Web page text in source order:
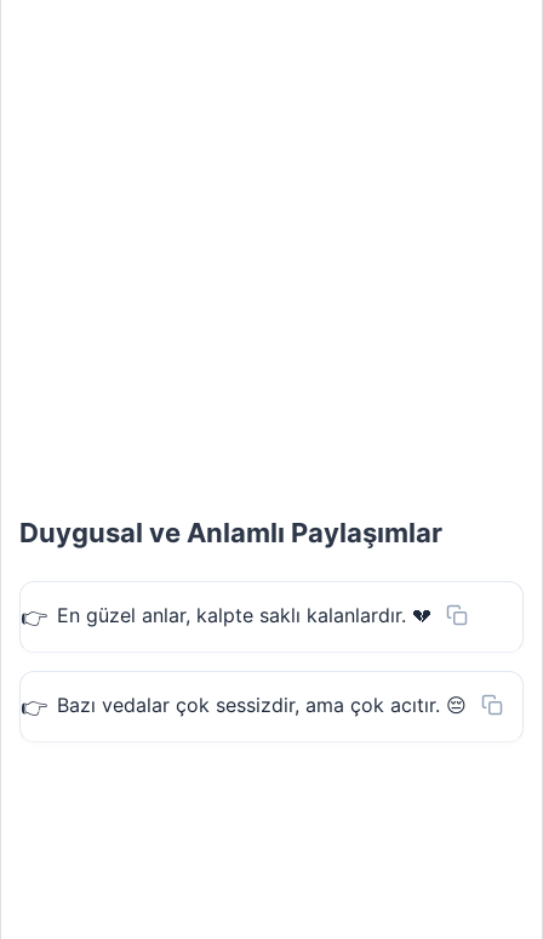
Duygusal ve Anlamlı Paylaşımlar
En güzel anlar, kalpte saklı kalanlardır. 💔
Bazı vedalar çok sessizdir, ama çok acıtır. 😔